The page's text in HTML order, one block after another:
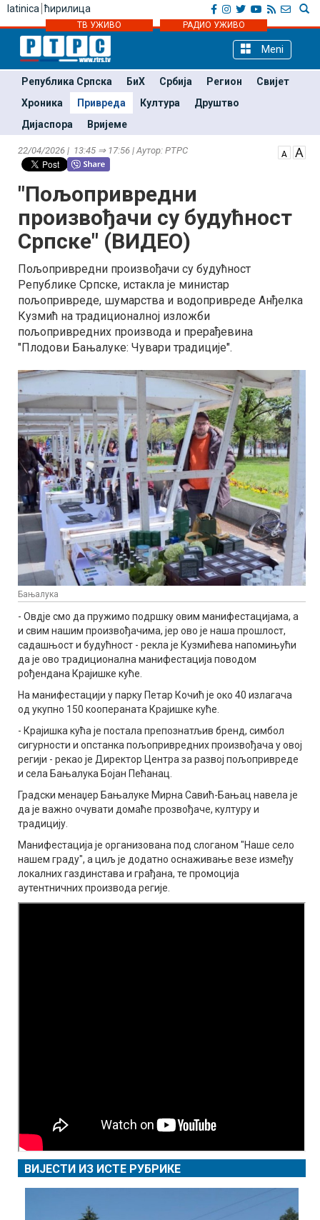
latinica ћирилица
ТВ УЖИВО РАДИО УЖИВО
Meni
Република Српска БиХ Србија Регион
Свијет
Хроника
Привреда Култура
Друштво
Дијаспора
Вријеме
22/04/2026 | 13:45 ⇒ 17:56 | Аутор: РТРС
"Пољопривредни
произвођачи су будућност
Српске" (ВИДЕО)
Пољопривредни произвођачи су будућност
Републике Српске, истакла је министар
пољопривреде, шумарства и водопривреде Анђелка
Кузмић на традиционалној изложби
пољопривредних производа и прерађевина
"Плодови Бањалуке: Чувари традиције".
Бањалука
- Овдје смо да пружимо подршку овим манифестацијама, а
и свим нашим произвођачима, јер ово је наша прошлост,
садашњост и будућност - рекла је Кузмићева напомињући
да је ово традиционална манифестација поводом
рођендана Крајишке куће.
На манифестацији у парку Петар Кочић је око 40 излагача
од укупно 150 коопераната Крајишке куће.
- Крајишка кућа је постала препознатљив бренд, симбол
сигурности и опстанка пољопривредних произвођача у овој
регији - рекао је Директор Центра за развој пољопривреде
и села Бањалука Бојан Пећанац.
Градски менаџер Бањалуке Мирна Савић-Бањац навела је
да је важно очувати домаће прозвођаче, културу и
традицију.
Манифестација је организована под слоганом "Наше село
нашем граду", а циљ је додатно оснаживање везе између
локалних газдинстава и грађана, те промоција
аутентничних производа регије.
ВИЈЕСТИ ИЗ ИСТЕ РУБРИКЕ